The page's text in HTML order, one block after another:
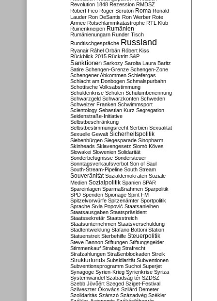
Revolution 1848 Rezession RMDSZ
Robert Fico Roger Scruton Roma Ronald
Lauder Ron DeSantis Ron Werber Rote
Armee Rotschlammkatastrophe RTL Klub
Ruinenkneipen Rumänien
Rumänienungarn Runder Tisch
Rundtischgespräche Russland
Ryanair Ráhel Orbán Róbert Kiss
Rückblick 2015 Rücktritt S&P
Sanktionen Sarkozy Sarolta Laura Baritz
Satire Schengen-Grenze Schengen-Zone
Schengener Abkommen Schiefergas
Schlacht am Donbogen Schmalspurbahn
Schottische Volksabstimmung
Schuldenkrise Schulen Schulumbenennung
Schwarzgeld Schwarzkonten Schweden
Schweizer Franken Schwimmsport
Scientology Sebastian Kurz Segregation
Seidenstraße-Initiative
Selbstbeschränkung
Selbstbestimmungsrecht Serbien Sexualität
Sexuelle Gewalt Sicherheitspolitik
Siebenbürgen Siegesparade Sinopharm
Skinheads Sklavengesetz Slomó Köves
Slowakei Slowenien Solidarität
Sonderbefugnisse Sondersteuer
Sonntagsverkaufsverbot Son of Saul
South-Stream-Pipeline South Stream
Souveränität Sozialdemokraten Soziale
Medien Sozialpolitik Spanien SPAR
Spareinlagen Sparmaßnahmen Sparpolitik
SPD Spenden Spionage Spirit FM
Spitzelvorwürfe Spitzenämter Sportpolitik
Sprache Srđa Popović Staatsanleihen
Staatsausgaben Staatspräsident
Staatssekretär Staatsstreich
Staatsunternehmen Staatsverschuldung
Stadtentwicklung Stafano Bottoni Station
Statuenstreit Sterbehilfe Steuerpolitik
Steve Bannon Stiftungen Stiftungsgelder
Stimmenkauf Strabag Strafrecht
Strafzahlungen Straßenblockaden Streik
Strukturfonds Subsidiarität Subventionen
Subventionsprogramm Suchoi Superjet
Synagoge Syrien-Krieg Syrienkrise Syriza
Systemwandel Szabadság tér SZDSZ
Szebb Jövőért Szeged Sziget-Festival
Szilveszter Ókovács Szilárd Demeter
Szolidaritás Szárszó Századvég Székler